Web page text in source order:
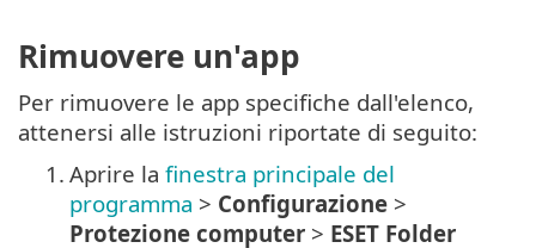
Rimuovere un'app
Per rimuovere le app specifiche dall'elenco,
attenersi alle istruzioni riportate di seguito:
1. Aprire la finestra principale del
programma > Configurazione >
Protezione computer > ESET Folder